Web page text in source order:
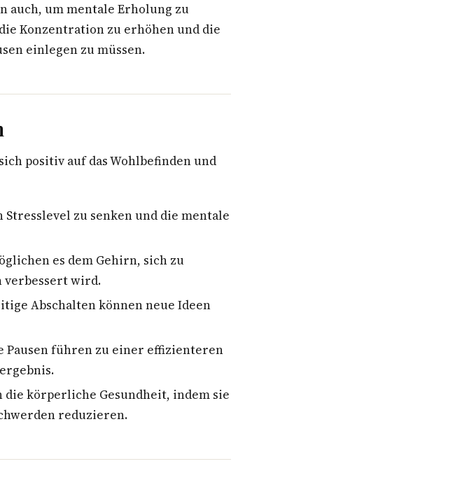
auch, um mentale Erholung zu
Konzentration zu erhöhen und die
einlegen zu müssen.
positiv auf das Wohlbefinden und
Stresslevel zu senken und die mentale
es dem Gehirn, sich zu
wird.
Abschalten können neue Ideen
Pausen führen zu einer effizienteren
körperliche Gesundheit, indem sie
reduzieren.